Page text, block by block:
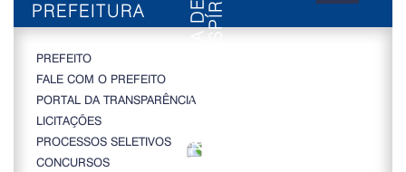
PREFEITURA
PREFEITO
FALE COM O PREFEITO
PORTAL DA TRANSPARÊNCIA
LICITAÇÕES
PROCESSOS SELETIVOS
CONCURSOS